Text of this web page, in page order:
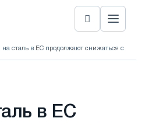
сталь в ЕС продолжают снижаться с
в ЕС